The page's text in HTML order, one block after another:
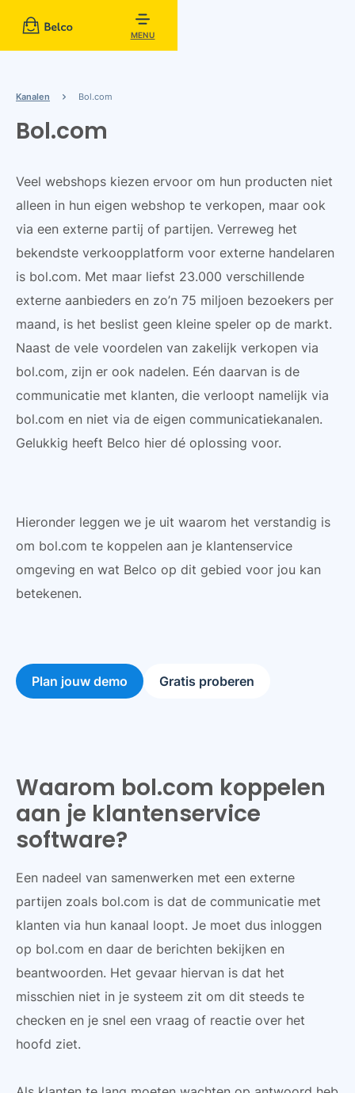
MENU
Kanalen Bol.com
Bol.com
Veel webshops kiezen ervoor om hun producten niet
alleen in hun eigen webshop te verkopen, maar ook
via een externe partij of partijen. Verreweg het
bekendste verkoopplatform voor externe handelaren
is bol.com. Met maar liefst 23.000 verschillende
externe aanbieders en zo’n 75 miljoen bezoekers per
maand, is het beslist geen kleine speler op de markt.
Naast de vele voordelen van zakelijk verkopen via
bol.com, zijn er ook nadelen. Eén daarvan is de
communicatie met klanten, die verloopt namelijk via
bol.com en niet via de eigen communicatiekanalen.
Gelukkig heeft Belco hier dé oplossing voor.
Hieronder leggen we je uit waarom het verstandig is
om bol.com te koppelen aan je klantenservice
omgeving en wat Belco op dit gebied voor jou kan
betekenen.
Plan jouw demo Gratis proberen
Waarom bol.com koppelen
aan je klantenservice
software?
Een nadeel van samenwerken met een externe
partijen zoals bol.com is dat de communicatie met
klanten via hun kanaal loopt. Je moet dus inloggen
op bol.com en daar de berichten bekijken en
beantwoorden. Het gevaar hiervan is dat het
misschien niet in je systeem zit om dit steeds te
checken en je snel een vraag of reactie over het
hoofd ziet.